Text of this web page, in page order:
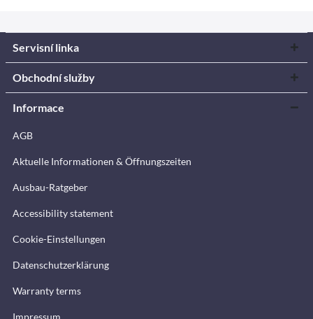
Servisní linka
Obchodní služby
Informace
AGB
Aktuelle Informationen & Öffnungszeiten
Ausbau-Ratgeber
Accessibility statement
Cookie-Einstellungen
Datenschutzerklärung
Warranty terms
Impressum